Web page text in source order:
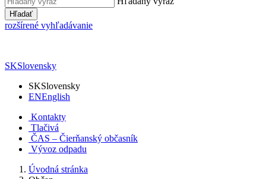
Hľadať
rozšírené vyhľadávanie
SKSlovensky
SKSlovensky
ENEnglish
Kontakty
Tlačivá
ČAS – Čierňanský občasník
Vývoz odpadu
Úvodná stránka